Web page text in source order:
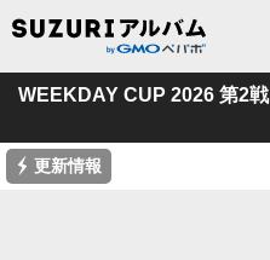
WEEKDAY CUP 2026 第2戦
⚡ 更新情報